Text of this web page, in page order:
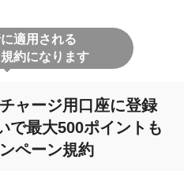
適用される
約になります
ャージ用口座に登録
で最大500ポイントも
ペーン規約